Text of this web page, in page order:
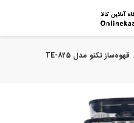
قهوه‌ساز تکنو مدل TE-825